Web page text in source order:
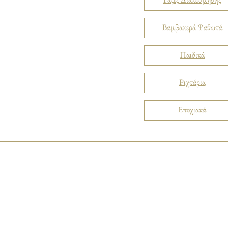
Βαμβακερά Ψαθωτά
Παιδικά
Ριχτάρια
Εποχιακά